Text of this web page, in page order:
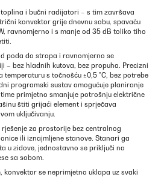
i bučni radijatori – s tim završava
konvektor grije dnevnu sobu, spavaću
ravnomjerno i s manje od 35 dB toliko tiho
poda do stropa i ravnomjerno se
– bez hladnih kutova, bez propuha. Precizni
s točnošću ±0,5 °C, bez potrebe
programski sustav omogućuje planiranje
primjetno smanjuje potrošnju električne
štiti grijaći element i sprječava
uključivanju.
za prostorije bez centralnog
ili iznajmljene stanove. Stanari ga
u zidove, jednostavno se priključi na
sa sobom.
konvektor se neprimjetno uklapa uz svaki